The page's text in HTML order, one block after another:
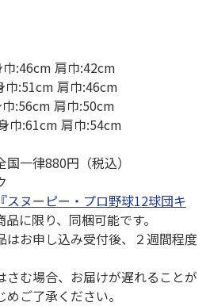
:46cm 肩巾:42cm
巾:51cm 肩巾:46cm
:56cm 肩巾:50cm
巾:61cm 肩巾:54cm
一律880円（税込）
『スヌーピー・プロ野球12球団キ
品に限り、同梱可能です。
お申し込み受付後、２週間程度
む場合、お届けが遅れることが
ご了承ください。